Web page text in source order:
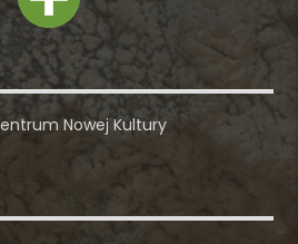
Nowej Kultury